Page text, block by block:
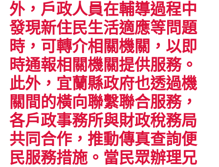
外，戶政人員在輔導過程中
發現新住民生活適應等問題
時，可轉介相關機關，以即
時通報相關機關提供服務。
此外，宜蘭縣政府也透過機
關間的橫向聯繫聯合服務，
各戶政事務所與財政稅務局
共同合作，推動傳真查詢便
民服務措施。當民眾辦理兄